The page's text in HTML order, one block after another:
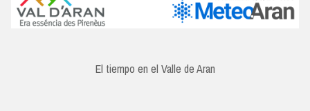
El tiempo en el Valle de Aran